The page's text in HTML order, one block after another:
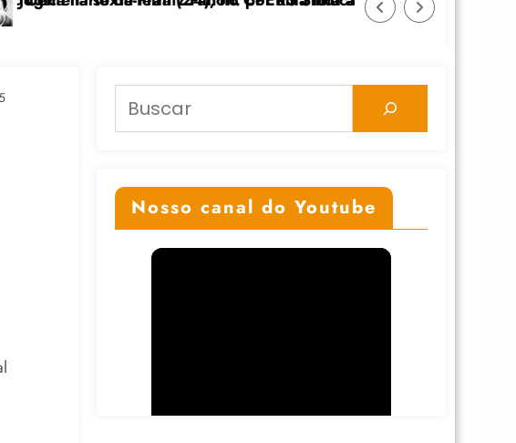
Pesquisar
Nosso canal do Youtube